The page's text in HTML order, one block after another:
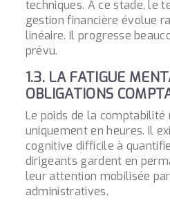
techniques. À ce stade, le
gestion financière évolue
linéaire. Il progresse
prévu.
1.3. LA FATIGUE
OBLIGATIONS
Le poids de la comptabilité
uniquement en heures. Il
cognitive difficile à
dirigeants gardent en
leur attention mobilisée
administratives.